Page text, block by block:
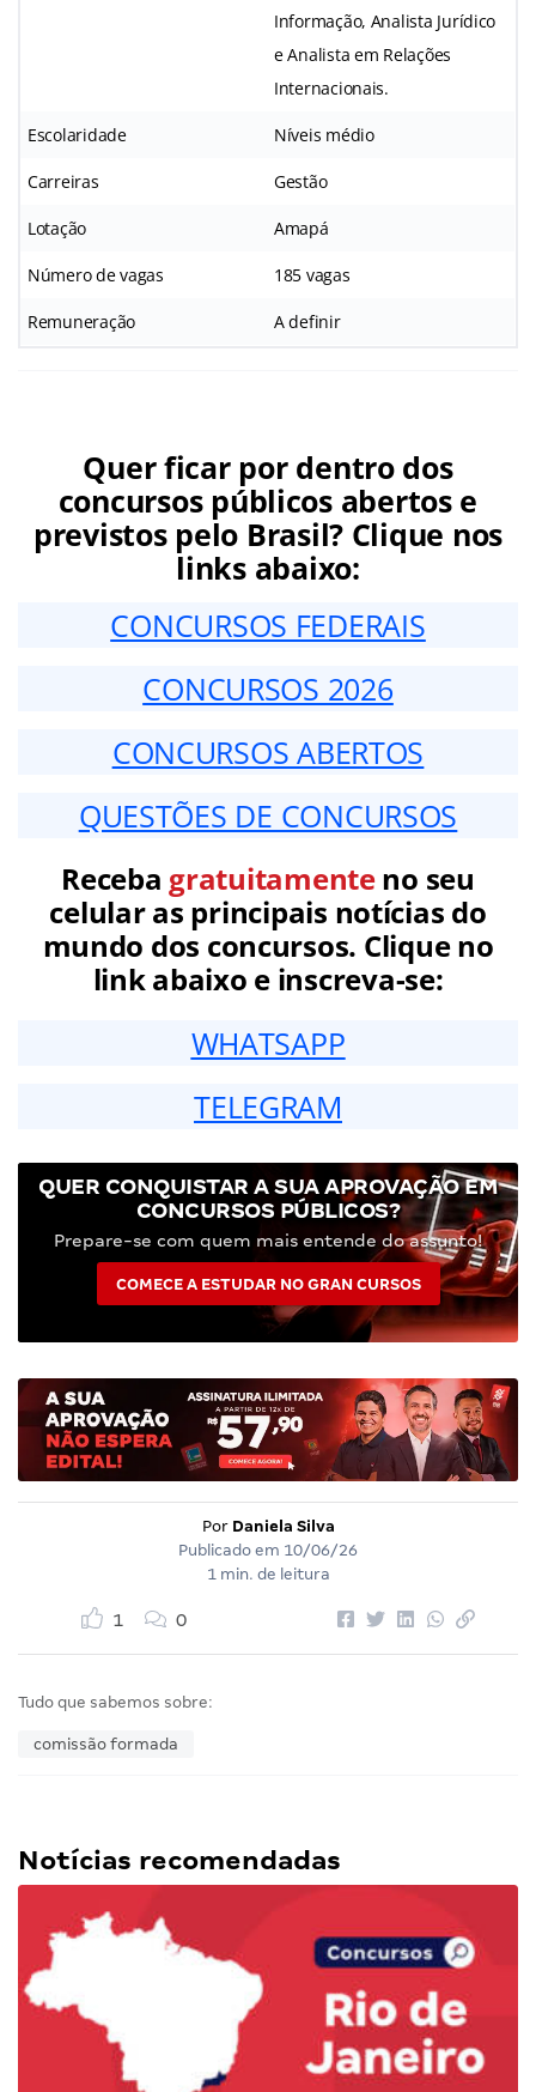
Informação, Analista Jurídico
e Analista em Relações
Internacionais.
Escolaridade Níveis médio
Carreiras Gestão
Lotação Amapá
Número de vagas 185 vagas
Remuneração A definir
Quer ficar por dentro dos
concursos públicos abertos e
previstos pelo Brasil? Clique nos
links abaixo:
CONCURSOS FEDERAIS
CONCURSOS 2026
CONCURSOS ABERTOS
QUESTÕES DE CONCURSOS
Receba gratuitamenteno seu
celular as principais notícias do
mundo dos concursos. Clique no
link abaixo e inscreva-se:
WHATSAPP
TELEGRAM
QUER CONQUISTAR A SUA APROVAÇÃO EM
CONCURSOS PÚBLICOS?
Prepare-se com quem mais entende do assunto!
COMECE A ESTUDAR NO GRAN CURSOS
Por Daniela Silva
Publicado em 10/06/26
1 min. de leitura
1 0
Tudo que sabemos sobre:
comissão formada
Notícias recomendadas